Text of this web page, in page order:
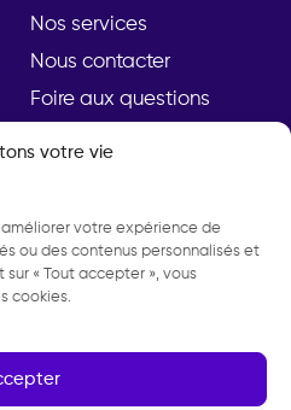
votre vie
votre expérience de
ou des contenus personnalisés et
« Tout accepter », vous
cookies.
Nos services
Nous contacter
Foire aux questions
Mentions légales
Politique de
confidentialité
Gestion des cookies